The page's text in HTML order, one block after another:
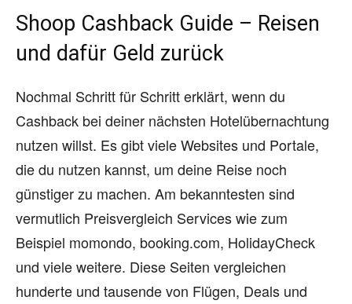
Shoop Cashback Guide – Reisen
und dafür Geld zurück
Nochmal Schritt für Schritt erklärt, wenn du
Cashback bei deiner nächsten Hotelübernachtung
nutzen willst. Es gibt viele Websites und Portale,
die du nutzen kannst, um deine Reise noch
günstiger zu machen. Am bekanntesten sind
vermutlich Preisvergleich Services wie zum
Beispiel momondo, booking.com, HolidayCheck
und viele weitere. Diese Seiten vergleichen
hunderte und tausende von Flügen, Deals und